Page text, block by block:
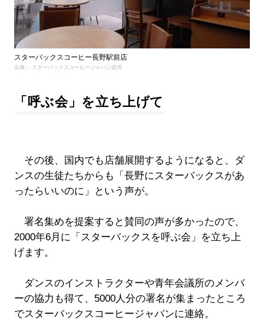
スターバックスコーヒー長野駅前店
出典： スターバックスコーヒージャパン提供
「呼ぶ会」を立ち上げて
その後、国内でも店舗展開するようになると、ダ
ンスの生徒たちからも「長野にスターバックスがあ
ったらいいのに」という声が。
署名集めを提案すると賛同の声が多かったので、
2000年6月に「スターバックスを呼ぶ会」を立ち上
げます。
ダンスのインストラクターや青年会議所のメンバ
ーの協力も得て、5000人分の署名が集まったところ
でスターバックスコーヒージャパンに連絡。